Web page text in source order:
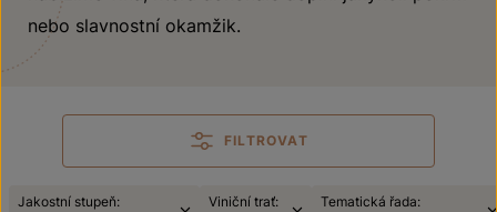
nebo slavnostní okamžik.
FILTROVAT
Jakostní stupeň:
Viniční trať:
Tematická řada: